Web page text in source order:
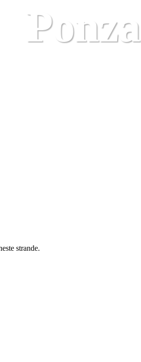
Ponza
strande.